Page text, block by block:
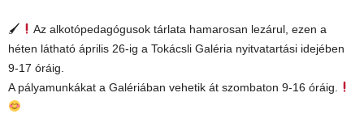
🖌
Az alkotópedagógusok tárlata hamarosan lezárul, ezen a
héten látható április 26-ig a Tokácsli Galéria nyitvatartási idejében
9-17 óráig.
A pályamunkákat a Galériában vehetik át szombaton 9-16 óráig.